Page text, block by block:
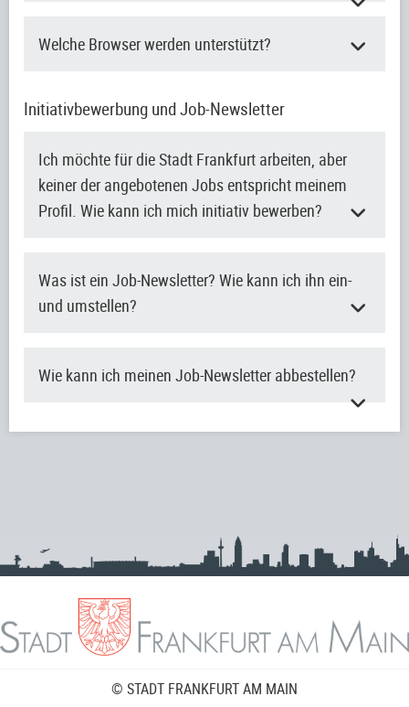
Welche Browser werden unterstützt?
Initiativbewerbung und Job-Newsletter
Ich möchte für die Stadt Frankfurt arbeiten, aber
keiner der angebotenen Jobs entspricht meinem
Profil. Wie kann ich mich initiativ bewerben?
Was ist ein Job-Newsletter? Wie kann ich ihn ein-
und umstellen?
Wie kann ich meinen Job-Newsletter abbestellen?
© STADT FRANKFURT AM MAIN